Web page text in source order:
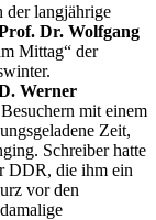
der langjährige
Dr. Wolfgang
Mittag“ der
Werner
mit einem
Zeit,
Schreiber hatte
DDR, die ihm ein
vor den